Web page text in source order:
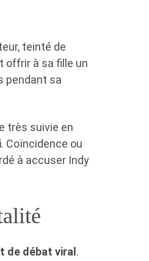
teinté de
offrir à sa fille un
pendant sa
très suivie en
. Coïncidence ou
à accuser Indy
de débat viral .